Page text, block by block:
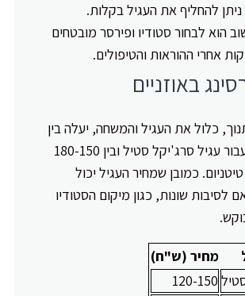
להחליף את העגיל בקלות.
הוא לבחור סטודיו ופירסר מובטחים
אחרי ההוראות והטיפולים.
באוזניים
כלול את העגיל והמשחה, יעלה בין
120-150 ש"ח עבור עגיל סרג'יקל סטיל ובין 180-150
כמובן שמחיר העגיל יכול
לסיבות שונות, כגון מיקום הסטודיו
מחיר (ש"ח)
120-150